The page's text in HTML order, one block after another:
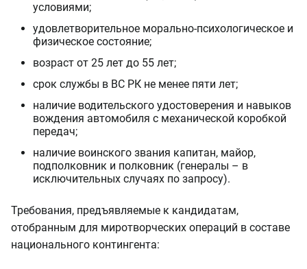
условиями;
удовлетворительное морально-психологическое и
физическое состояние;
возраст от 25 лет до 55 лет;
срок службы в ВС РК не менее пяти лет;
наличие водительского удостоверения и навыков
вождения автомобиля с механической коробкой
передач;
наличие воинского звания капитан, майор,
подполковник и полковник (генералы – в
исключительных случаях по запросу).
Требования, предъявляемые к кандидатам,
отобранным для миротворческих операций в составе
национального контингента: